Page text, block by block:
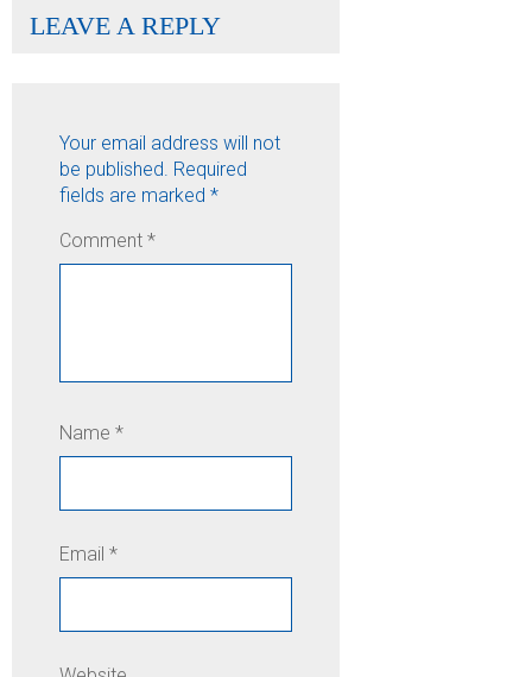
LEAVE A REPLY
Your email address will not
be published. Required
fields are marked *
Comment *
Name *
Email *